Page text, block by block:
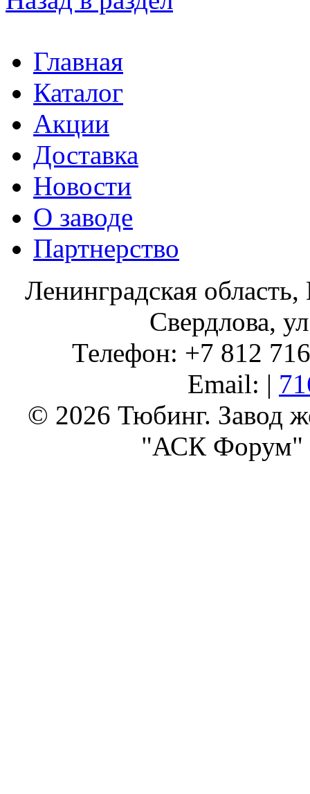
Главная
Каталог
Акции
Доставка
Новости
О заводе
Партнерство
Ленинградская
Свердлова,
Телефон: +7 812
Email: |
© 2026 Тюбинг. Завод
"АСК Форум"